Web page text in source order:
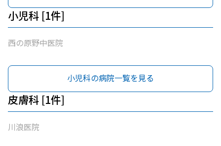
小児科 [1件]
西の原野中医院
小児科の病院一覧を見る
皮膚科 [1件]
川浪医院